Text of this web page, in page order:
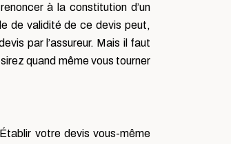
à la constitution d’un
de validité de ce devis peut,
par l’assureur. Mais il faut
quand même vous tourner
votre devis vous-même